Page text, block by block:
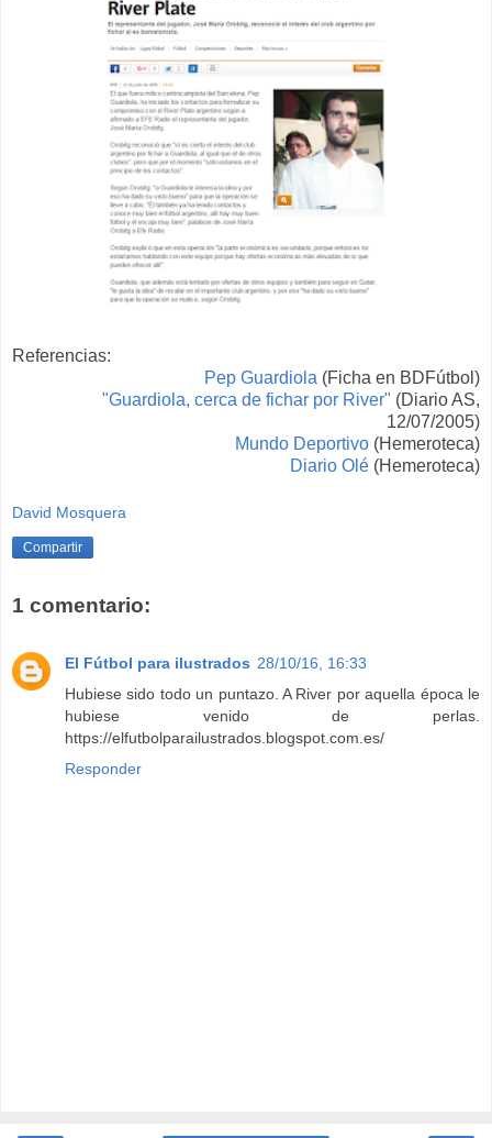
Referencias:
Pep Guardiola (Ficha en BDFútbol)
"Guardiola, cerca de fichar por River" (Diario AS,
12/07/2005)
Mundo Deportivo (Hemeroteca)
Diario Olé (Hemeroteca)
David Mosquera
Compartir
1 comentario:
El Fútbol para ilustrados 28/10/16, 16:33
Hubiese sido todo un puntazo. A River por aquella época le
hubiese venido de perlas.
https://elfutbolparailustrados.blogspot.com.es/
Responder